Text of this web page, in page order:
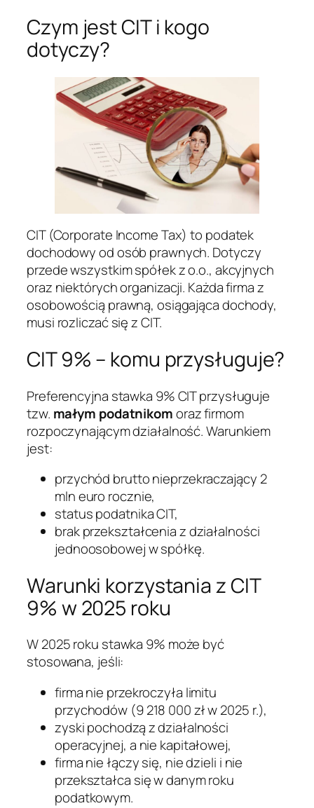
Czym jest CIT i kogo
dotyczy?
CIT (Corporate Income Tax) to podatek
dochodowy od osób prawnych. Dotyczy
przede wszystkim spółek z o.o., akcyjnych
oraz niektórych organizacji. Każda firma z
osobowością prawną, osiągająca dochody,
musi rozliczać się z CIT.
CIT 9% – komu przysługuje?
Preferencyjna stawka 9% CIT przysługuje
tzw. małym podatnikomoraz firmom
rozpoczynającym działalność. Warunkiem
jest:
przychód brutto nieprzekraczający 2
mln euro rocznie,
status podatnika CIT,
brak przekształcenia z działalności
jednoosobowej w spółkę.
Warunki korzystania z CIT
9% w 2025 roku
W 2025 roku stawka 9% może być
stosowana, jeśli:
firma nie przekroczyła limitu
przychodów (9 218 000 zł w 2025 r.),
zyski pochodzą z działalności
operacyjnej, a nie kapitałowej,
firma nie łączy się, nie dzieli i nie
przekształca się w danym roku
podatkowym.